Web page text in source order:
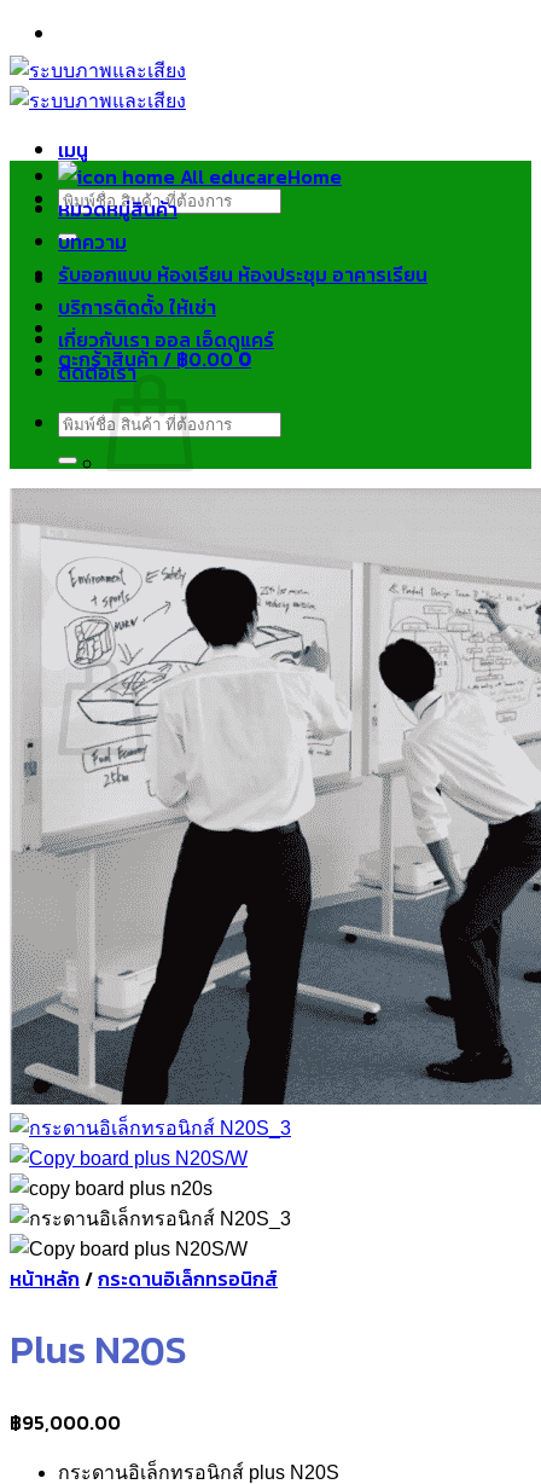
ข้าม
ไป
ยัง
เมนู
ค้นหา:
ตะกร้าสินค้า /฿0.000
กลับสู่หน้าร้านค้า
0
ตะกร้าสินค้า
ไม่มีสินค้าในตะกร้า
กลับสู่หน้าร้านค้า
Home
หมวดหมู่สินค้า
บทความ
รับออกแบบ ห้องเรียน ห้องประชุม อาคารเรียน
บริการติดตั้ง ให้เช่า
เกี่ยวกับเรา ออล เอ็ดดูแคร์
ติดต่อเรา
ค้นหา:
หน้าหลัก /กระดานอิเล็กทรอนิกส์
Plus N20S
฿95,000.00
กระดานอิเล็กทรอนิกส์ plus N20S